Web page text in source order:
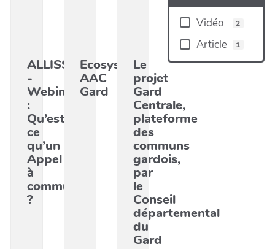
Vidéo 2
Article 1
ALLISS
-
Webinaire
:
Qu’est-
ce
qu’un
Appel
à
communs
?
Ecosystème
AAC
Gard
Le
projet
Gard
Centrale,
plateforme
des
communs
gardois,
par
le
Conseil
départemental
du
Gard